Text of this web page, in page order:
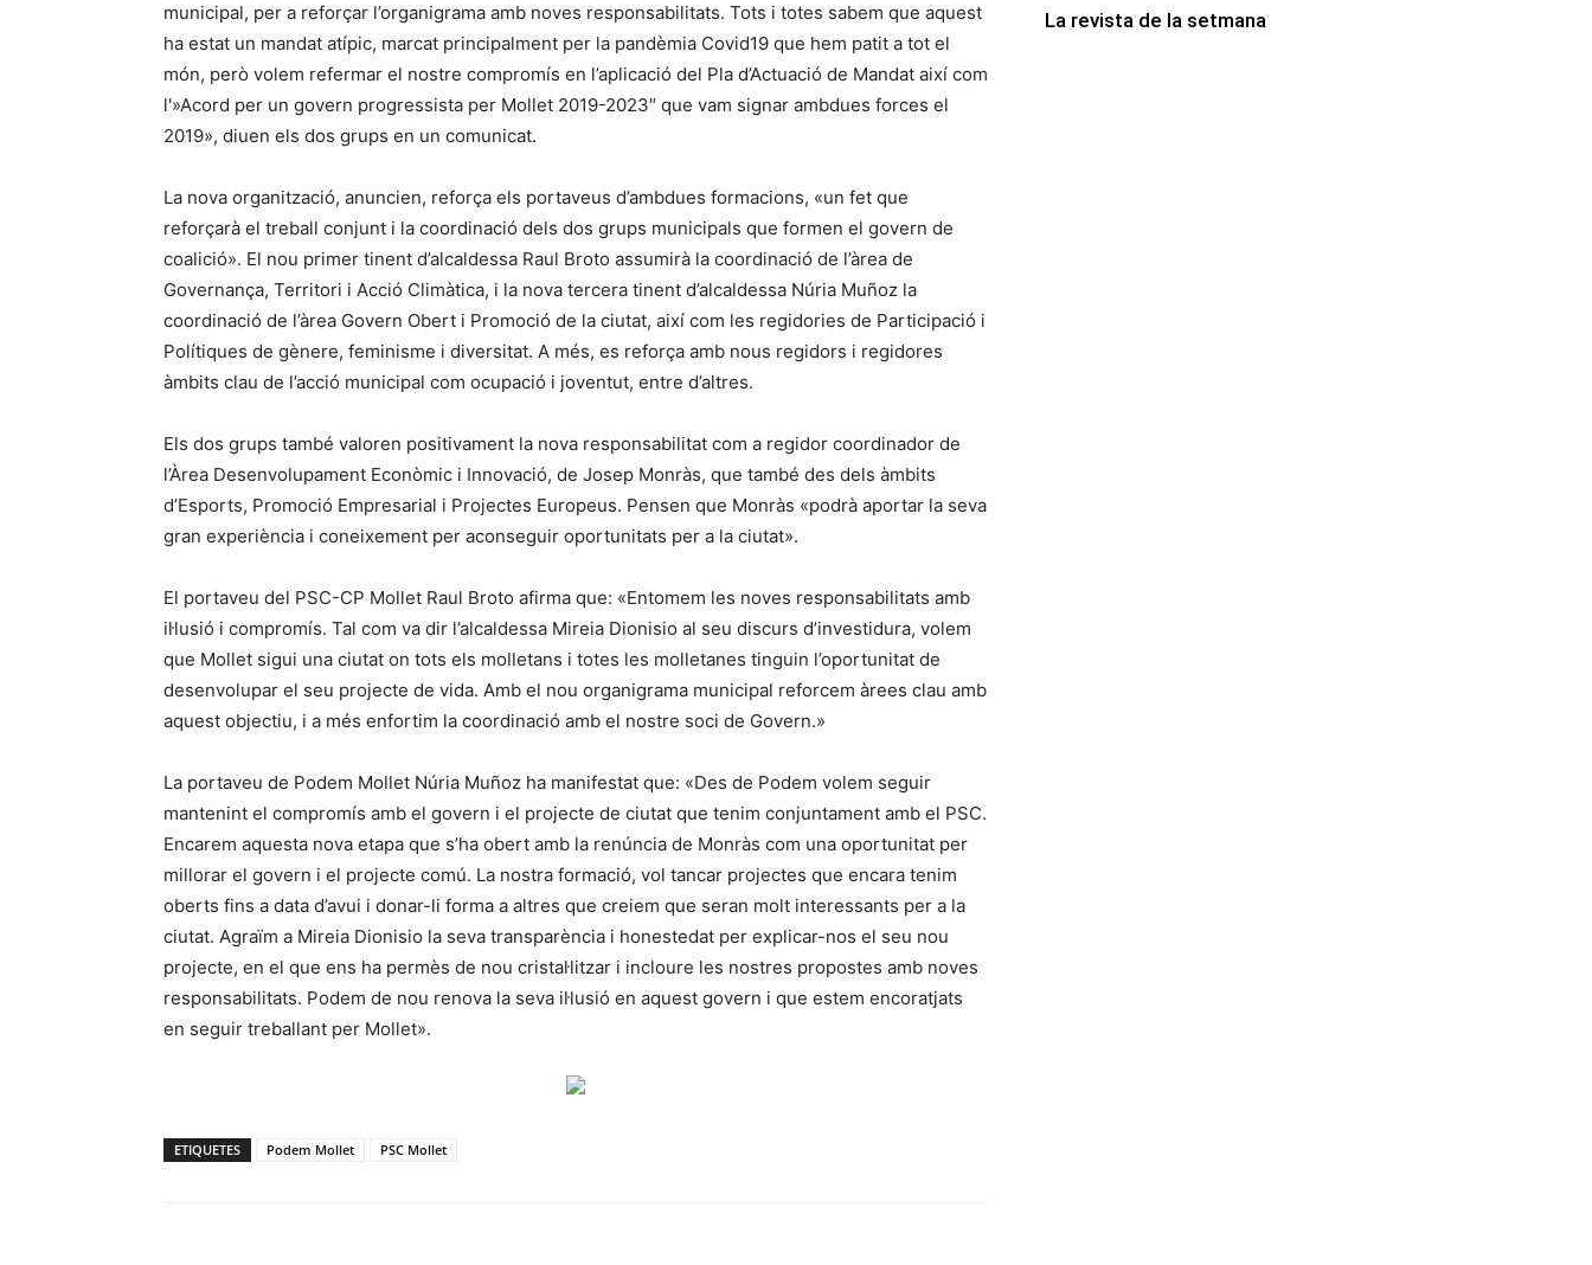
municipal, per a reforçar l’organigrama amb noves responsabilitats. Tots i totes sabem que aquest
ha estat un mandat atípic, marcat principalment per la pandèmia Covid19 que hem patit a tot el
món, però volem refermar el nostre compromís en l’aplicació del Pla d’Actuació de Mandat així com
l'»Acord per un govern progressista per Mollet 2019-2023″ que vam signar ambdues forces el
2019», diuen els dos grups en un comunicat.
La nova organització, anuncien, reforça els portaveus d’ambdues formacions, «un fet que
reforçarà el treball conjunt i la coordinació dels dos grups municipals que formen el govern de
coalició». El nou primer tinent d’alcaldessa Raul Broto assumirà la coordinació de l’àrea de
Governança, Territori i Acció Climàtica, i la nova tercera tinent d’alcaldessa Núria Muñoz la
coordinació de l’àrea Govern Obert i Promoció de la ciutat, així com les regidories de Participació i
Polítiques de gènere, feminisme i diversitat. A més, es reforça amb nous regidors i regidores
àmbits clau de l’acció municipal com ocupació i joventut, entre d’altres.
Els dos grups també valoren positivament la nova responsabilitat com a regidor coordinador de
l’Àrea Desenvolupament Econòmic i Innovació, de Josep Monràs, que també des dels àmbits
d’Esports, Promoció Empresarial i Projectes Europeus. Pensen que Monràs «podrà aportar la seva
gran experiència i coneixement per aconseguir oportunitats per a la ciutat».
El portaveu del PSC-CP Mollet Raul Broto afirma que: «Entomem les noves responsabilitats amb
il·lusió i compromís. Tal com va dir l’alcaldessa Mireia Dionisio al seu discurs d’investidura, volem
que Mollet sigui una ciutat on tots els molletans i totes les molletanes tinguin l’oportunitat de
desenvolupar el seu projecte de vida. Amb el nou organigrama municipal reforcem àrees clau amb
aquest objectiu, i a més enfortim la coordinació amb el nostre soci de Govern.»
La portaveu de Podem Mollet Núria Muñoz ha manifestat que: «Des de Podem volem seguir
mantenint el compromís amb el govern i el projecte de ciutat que tenim conjuntament amb el PSC.
Encarem aquesta nova etapa que s’ha obert amb la renúncia de Monràs com una oportunitat per
millorar el govern i el projecte comú. La nostra formació, vol tancar projectes que encara tenim
oberts fins a data d’avui i donar-li forma a altres que creiem que seran molt interessants per a la
ciutat. Agraïm a Mireia Dionisio la seva transparència i honestedat per explicar-nos el seu nou
projecte, en el que ens ha permès de nou cristal·litzar i incloure les nostres propostes amb noves
responsabilitats. Podem de nou renova la seva il·lusió en aquest govern i que estem encoratjats
en seguir treballant per Mollet».
ETIQUETES Podem Mollet PSC Mollet
La revista de la setmana